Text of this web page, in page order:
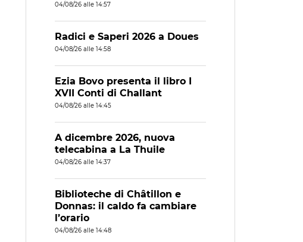
04/08/26 alle 14:57
Radici e Saperi 2026 a Doues
04/08/26 alle 14:58
Ezia Bovo presenta il libro I
XVII Conti di Challant
04/08/26 alle 14:45
A dicembre 2026, nuova
telecabina a La Thuile
04/08/26 alle 14:37
Biblioteche di Châtillon e
Donnas: il caldo fa cambiare
l’orario
04/08/26 alle 14:48